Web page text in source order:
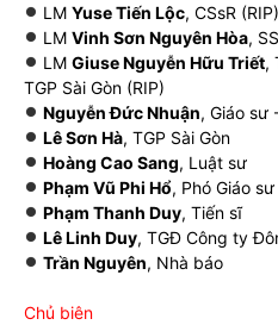
LM Yuse Tiến Lộc, CSsR (RIP)
LM Vinh Sơn Nguyên Hòa,
LM Giuse Nguyễn Hữu Triết,
TGP Sài Gòn (RIP)
Nguyễn Đức Nhuận, Giáo sư
Lê Sơn Hà, TGP Sài Gòn
Hoàng Cao Sang, Luật sư
Phạm Vũ Phi Hổ, Phó Giáo
Phạm Thanh Duy, Tiến sĩ
Lê Linh Duy, TGĐ Công ty
Trần Nguyên, Nhà báo
Chủ biên